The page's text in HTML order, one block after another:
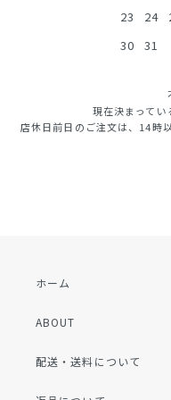
23
24
30
31
現在決まってい
店休日前日のご注文は、14時
ホーム
ABOUT
配送・送料について